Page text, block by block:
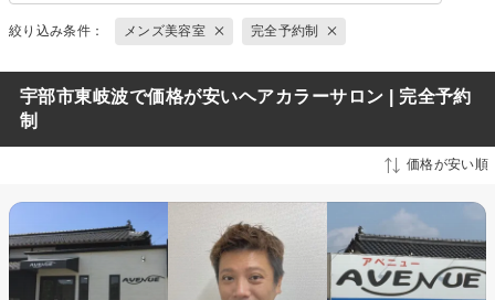
絞り込み条件： メンズ美容室 完全予約制
宇部市東岐波で価格が安いヘアカラーサロン | 完全予約
制
価格が安い順